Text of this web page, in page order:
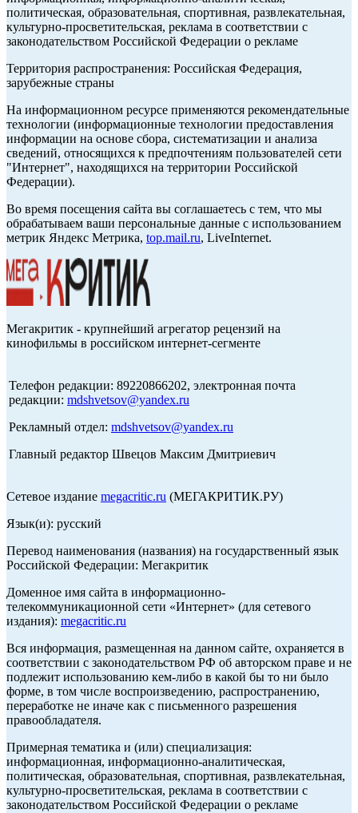
политическая, образовательная, спортивная, развлекательная,
культурно-просветительская, реклама в соответствии с
законодательством Российской Федерации о рекламе
Территория распространения: Российская Федерация,
зарубежные страны
На информационном ресурсе применяются рекомендательные
технологии (информационные технологии предоставления
информации на основе сбора, систематизации и анализа
сведений, относящихся к предпочтениям пользователей сети
"Интернет", находящихся на территории Российской
Федерации).
Во время посещения сайта вы соглашаетесь с тем, что мы
обрабатываем ваши персональные данные с использованием
метрик Яндекс Метрика, top.mail.ru, LiveInternet.
Мегакритик - крупнейший агрегатор рецензий на
кинофильмы в российском интернет-сегменте
Телефон редакции: 89220866202, электронная почта
редакции: mdshvetsov@yandex.ru
Рекламный отдел: mdshvetsov@yandex.ru
Главный редактор Швецов Максим Дмитриевич
Сетевое издание megacritic.ru (МЕГАКРИТИК.РУ)
Язык(и): русский
Перевод наименования (названия) на государственный язык
Российской Федерации: Мегакритик
Доменное имя сайта в информационно-
телекоммуникационной сети «Интернет» (для сетевого
издания): megacritic.ru
Вся информация, размещенная на данном сайте, охраняется в
соответствии с законодательством РФ об авторском праве и не
подлежит использованию кем-либо в какой бы то ни было
форме, в том числе воспроизведению, распространению,
переработке не иначе как с письменного разрешения
правообладателя.
Примерная тематика и (или) специализация:
информационная, информационно-аналитическая,
политическая, образовательная, спортивная, развлекательная,
культурно-просветительская, реклама в соответствии с
законодательством Российской Федерации о рекламе